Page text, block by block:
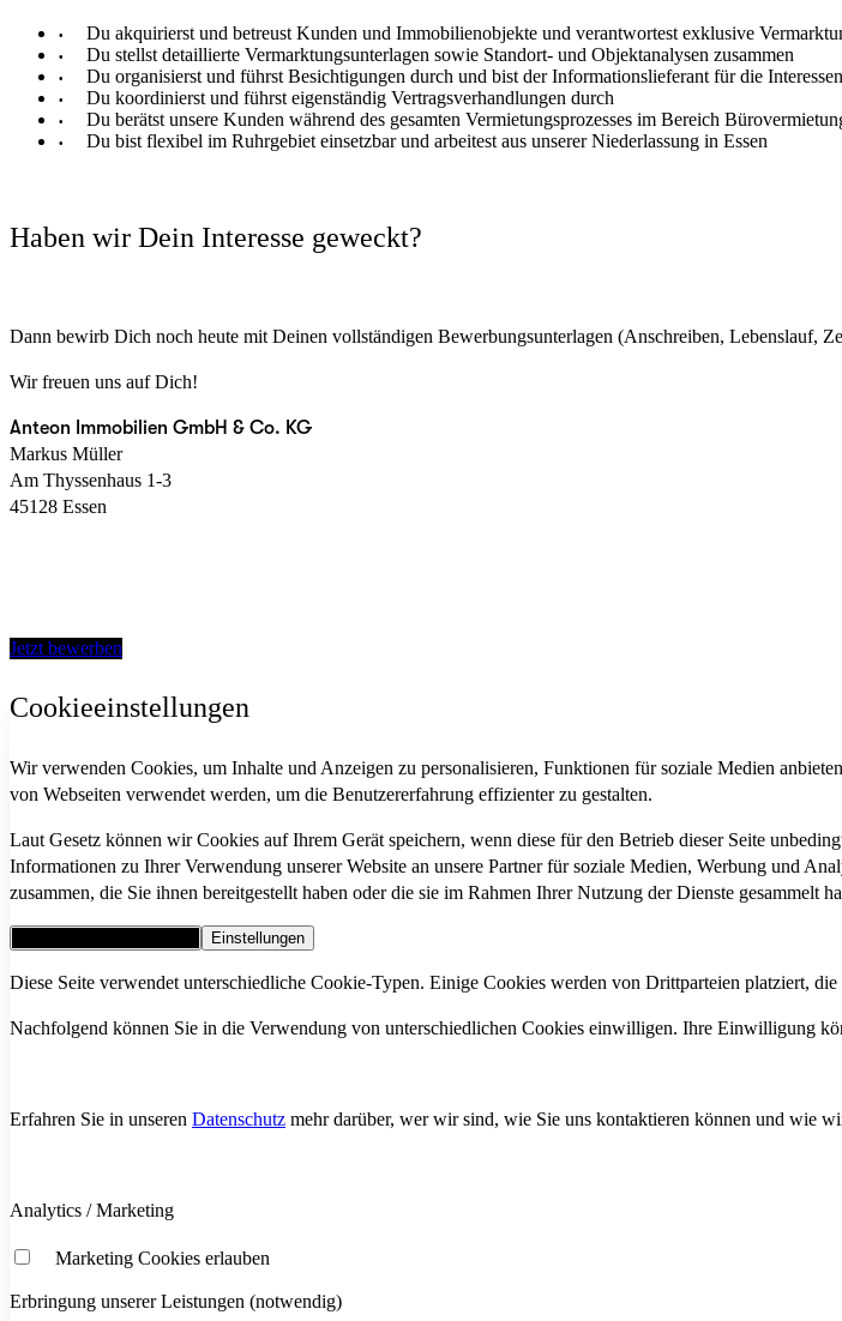
Du akquirierst und betreust Kunden und Immobilienobjekte und verantwortest exklusive
Du stellst detaillierte Vermarktungsunterlagen sowie Standort- und Objektanalysen zusammen
Du organisierst und führst Besichtigungen durch und bist der Informationslieferant für die
Du koordinierst und führst eigenständig Vertragsverhandlungen durch
Du berätst unsere Kunden während des gesamten Vermietungsprozesses im Bereich
Du bist flexibel im Ruhrgebiet einsetzbar und arbeitest aus unserer Niederlassung in Essen
Haben wir Dein Interesse geweckt?
Dann bewirb Dich noch heute mit Deinen vollständigen Bewerbungsunterlagen (Anschreiben, Lebenslauf,
Wir freuen uns auf Dich!
Anteon Immobilien GmbH & Co. KG
Markus Müller
Am Thyssenhaus 1-3
45128 Essen
Jetzt bewerben
Cookieeinstellungen
Wir verwenden Cookies, um Inhalte und Anzeigen zu personalisieren, Funktionen für soziale Medien
von Webseiten verwendet werden, um die Benutzererfahrung effizienter zu gestalten.
Laut Gesetz können wir Cookies auf Ihrem Gerät speichern, wenn diese für den Betrieb dieser Seite
Informationen zu Ihrer Verwendung unserer Website an unsere Partner für soziale Medien, Werbung und
zusammen, die Sie ihnen bereitgestellt haben oder die sie im Rahmen Ihrer Nutzung der Dienste gesammelt
Einstellungen
Diese Seite verwendet unterschiedliche Cookie-Typen. Einige Cookies werden von Drittparteien platziert, die
Nachfolgend können Sie in die Verwendung von unterschiedlichen Cookies einwilligen. Ihre Einwilligung
Erfahren Sie in unseren Datenschutz mehr darüber, wer wir sind, wie Sie uns kontaktieren können und wie
Analytics / Marketing
Marketing Cookies erlauben
Erbringung unserer Leistungen (notwendig)